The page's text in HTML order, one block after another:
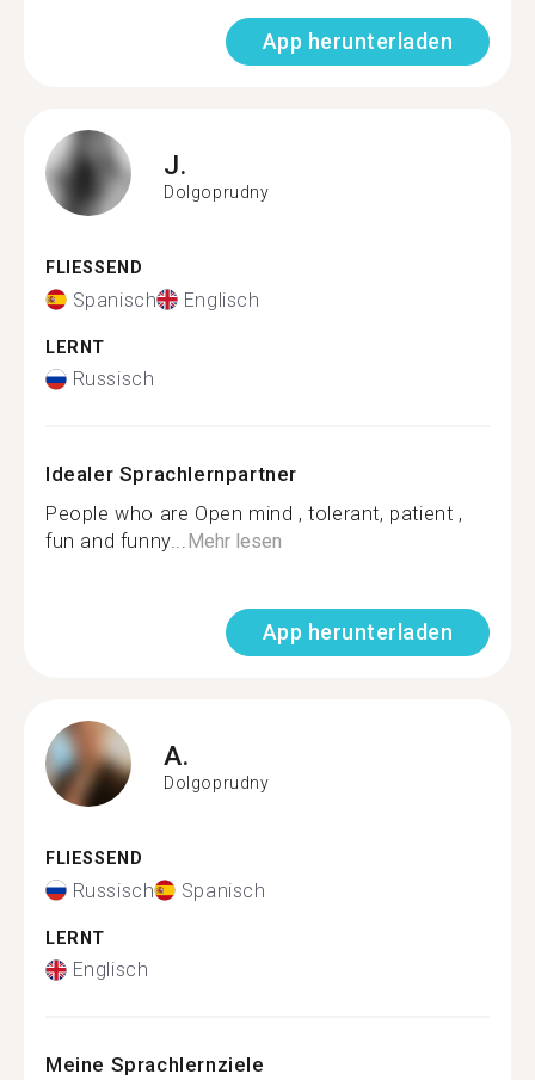
App herunterladen
J.
Dolgoprudny
FLIESSEND
Spanisch Englisch
LERNT
Russisch
Idealer Sprachlernpartner
People who are Open mind , tolerant, patient ,
fun and funny...Mehr lesen
App herunterladen
A.
Dolgoprudny
FLIESSEND
Russisch Spanisch
LERNT
Englisch
Meine Sprachlernziele